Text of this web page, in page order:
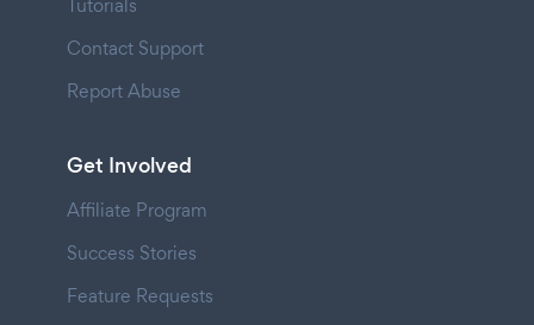
Tutorials
Contact Support
Report Abuse
Get Involved
Affiliate Program
Success Stories
Feature Requests